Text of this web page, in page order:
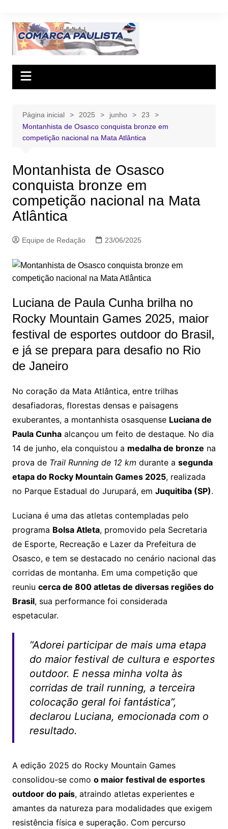
conteúdo
Página inicial 2025 junho
23
Montanhista de Osasco conquista bronze em
competição nacional na Mata Atlântica
Montanhista de Osasco
conquista bronze em
competição nacional na Mata
Atlântica
Equipe de Redação 23/06/2025
Luciana de Paula Cunha brilha no
Rocky Mountain Games 2025, maior
festival de esportes outdoor do Brasil,
e já se prepara para desafio no Rio
de Janeiro
No coração da Mata Atlântica, entre trilhas
desafiadoras, florestas densas e paisagens
exuberantes, a montanhista osasquense Luciana de
Paula Cunhaalcançou um feito de destaque. No dia
14 de junho, ela conquistou a medalha de bronze na
prova de Trail Running de 12 km durante a segunda
etapa do Rocky Mountain Games 2025, realizada
no Parque Estadual do Jurupará, em Juquitiba (SP).
Luciana é uma das atletas contempladas pelo
programa Bolsa Atleta, promovido pela Secretaria
de Esporte, Recreação e Lazer da Prefeitura de
Osasco, e tem se destacado no cenário nacional das
corridas de montanha. Em uma competição que
reuniu cerca de 800 atletas de diversas regiões do
Brasil, sua performance foi considerada
espetacular.
“Adorei participar de mais uma etapa
do maior festival de cultura e esportes
outdoor. E nessa minha volta às
corridas de trail running, a terceira
colocação geral foi fantástica”,
declarou Luciana, emocionada com o
resultado.
A edição 2025 do Rocky Mountain Games
consolidou-se como o maior festival de esportes
outdoor do país, atraindo atletas experientes e
amantes da natureza para modalidades que exigem
resistência física e superação. Com percurso